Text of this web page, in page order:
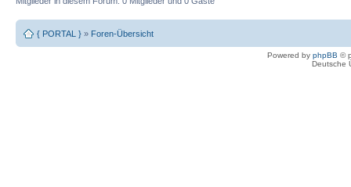
{ PORTAL } » Foren-Übersicht
Powered by phpBB ©
Deutsche